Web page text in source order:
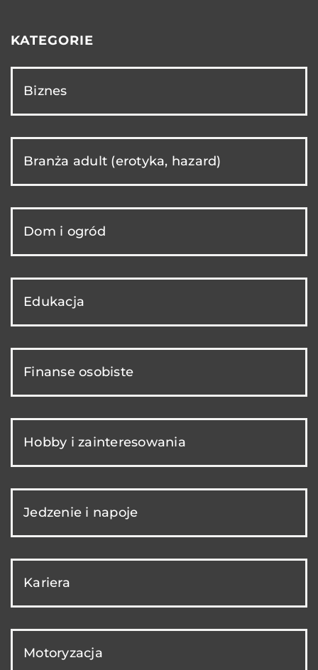
KATEGORIE
Biznes
Branża adult (erotyka, hazard)
Dom i ogród
Edukacja
Finanse osobiste
Hobby i zainteresowania
Jedzenie i napoje
Kariera
Motoryzacja